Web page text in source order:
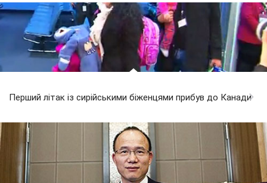
Перший літак із сирійськими біженцями прибув до Канади